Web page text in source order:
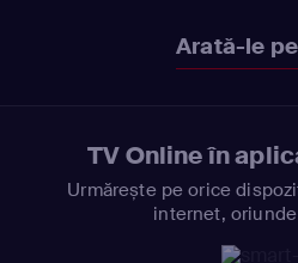
Arată-le
TV Online în
Urmărește pe orice
internet,